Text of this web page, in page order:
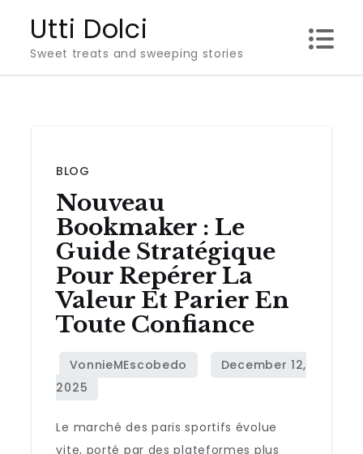
content
Utti Dolci
Sweet treats and sweeping stories
BLOG
Nouveau
Bookmaker : Le
Guide Stratégique
Pour Repérer La
Valeur Et Parier En
Toute Confiance
Le marché des paris sportifs évolue
vite, porté par des plateformes plus